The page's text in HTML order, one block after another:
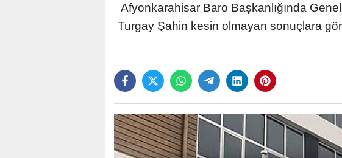
Afyonkarahisar Baro Başkanlığında
Turgay Şahin kesin olmayan sonuçlara